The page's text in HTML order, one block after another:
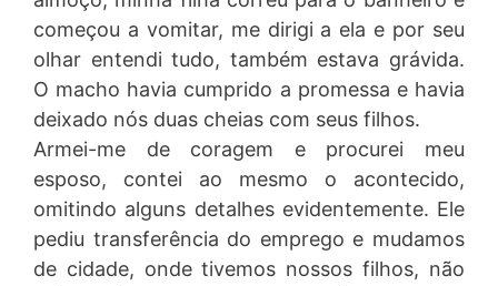
começou a vomitar, me dirigi a ela e por seu
olhar entendi tudo, também estava grávida.
O macho havia cumprido a promessa e havia
deixado nós duas cheias com seus filhos.
Armei-me de coragem e procurei meu
esposo, contei ao mesmo o acontecido,
omitindo alguns detalhes evidentemente. Ele
pediu transferência do emprego e mudamos
de cidade, onde tivemos nossos filhos, não